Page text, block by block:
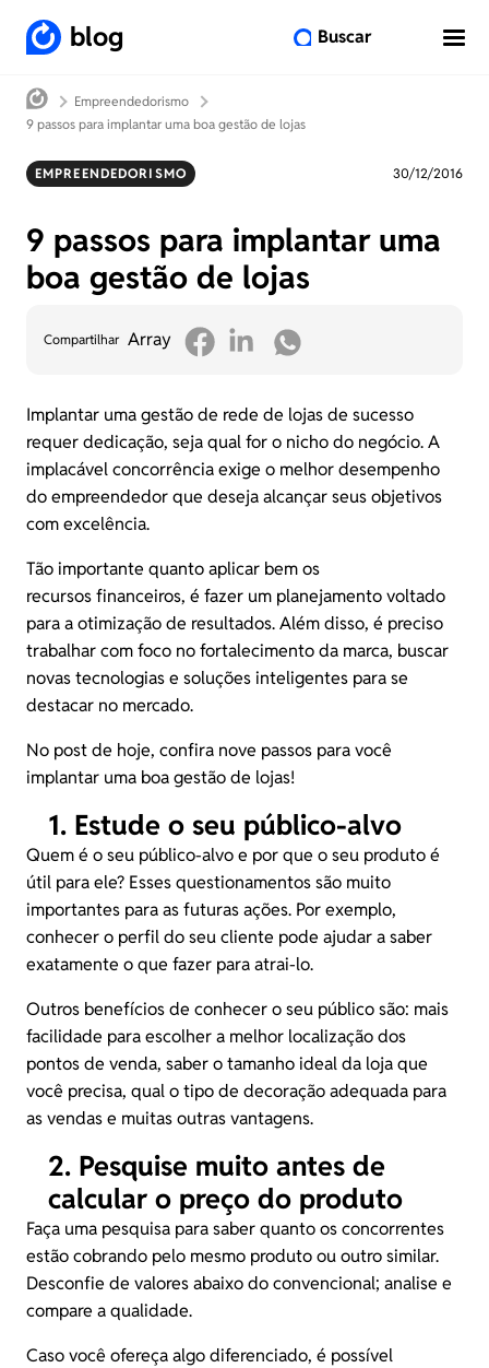
blog Buscar
Empreendedorismo
9 passos para implantar uma boa gestão de lojas
EMPREENDEDORISMO 30/12/2016
9 passos para implantar uma
boa gestão de lojas
Compartilhar Array
Implantar uma gestão de rede de lojas de sucesso
requer dedicação, seja qual for o nicho do negócio. A
implacável concorrência exige o melhor desempenho
do empreendedor que deseja alcançar seus objetivos
com excelência.
Tão importante quanto aplicar bem os
recursosfinanceiros, é fazer um planejamento voltado
para a otimização de resultados. Além disso, é preciso
trabalhar com foco no fortalecimento da marca, buscar
novas tecnologias e soluções inteligentes para se
destacar no mercado.
No post de hoje, confira nove passos para você
implantar uma boa gestão de lojas!
1. Estude o seu público-alvo
Quem é o seu público-alvo e por que o seu produto é
útil para ele? Esses questionamentos são muito
importantes para as futuras ações. Por exemplo,
conhecer o perfil do seu cliente pode ajudar a saber
exatamente o que fazer para atrai-lo.
Outros benefícios de conhecer o seu público são: mais
facilidade para escolher a melhor localização dos
pontos de venda, saber o tamanho ideal da loja que
você precisa, qual o tipo de decoração adequada para
as vendas e muitas outras vantagens.
2. Pesquise muito antes de
calcular o preço do produto
Faça uma pesquisa para saber quanto os concorrentes
estão cobrando pelo mesmo produto ou outro similar.
Desconfie de valores abaixo do convencional; analise e
compare a qualidade.
Caso você ofereça algo diferenciado, é possível